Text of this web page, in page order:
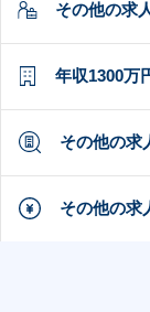
その他の求
年収1300万
その他の求
その他の求